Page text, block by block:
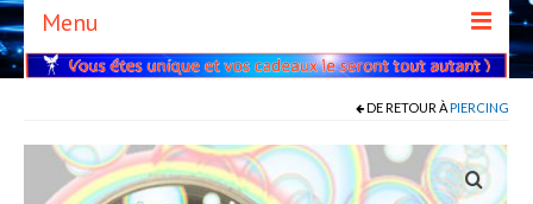
Menu
INFOS PRODUITS
DE RETOUR ÀPIERCING